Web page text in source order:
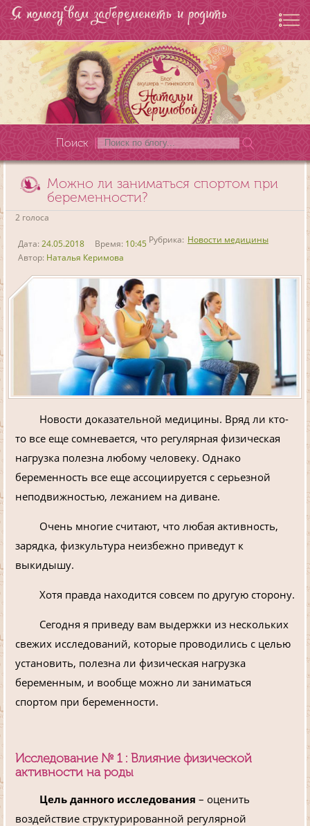
Я помогу вам забеременеть и родить
Поиск
Можно ли заниматься спортом при
беременности?
2 голоса
Дата: 24.05.2018 Время: 10:45 Рубрика: Новости медицины
Автор: Наталья Керимова
Новости доказательной медицины. Вряд ли кто-
то все еще сомневается, что регулярная физическая
нагрузка полезна любому человеку. Однако
беременность все еще ассоциируется с серьезной
неподвижностью, лежанием на диване.
Очень многие считают, что любая активность,
зарядка, физкультура неизбежно приведут к
выкидышу.
Хотя правда находится совсем по другую сторону.
Сегодня я приведу вам выдержки из нескольких
свежих исследований, которые проводились с целью
установить, полезна ли физическая нагрузка
беременным, и вообще можно ли заниматься
спортом при беременности.
Исследование № 1 : Влияние физической
активности на роды
Цель данного исследования – оценить
воздействие структурированной регулярной